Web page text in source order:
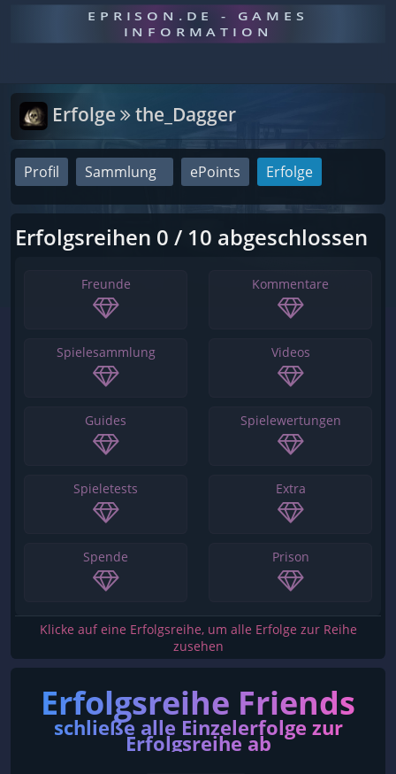
EPRISON.DE - GAMES
INFORMATION
Erfolge the_Dagger
Profil Sammlung ePoints Erfolge
Erfolgsreihen 0 / 10 abgeschlossen
Freunde Kommentare
Spielesammlung Videos
Guides Spielewertungen
Spieletests Extra
Spende Prison
Klicke auf eine Erfolgsreihe, um alle Erfolge zur Reihe
zusehen
Erfolgsreihe Friends
schließe alle Einzelerfolge zur
Erfolgsreihe ab